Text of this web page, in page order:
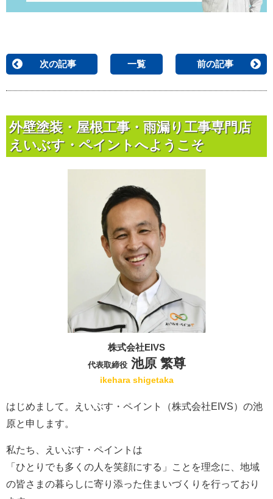
次の記事 一覧 前の記事
外壁塗装・屋根工事・雨漏り工事専門店
えいぶす・ペイントへようこそ
株式会社EIVS
代表取締役池原 繁尊
ikehara shigetaka
はじめまして。えいぶす・ペイント（株式会社EIVS）の池
原と申します。
私たち、えいぶす・ペイントは
「ひとりでも多くの人を笑顔にする」ことを理念に、地域
の皆さまの暮らしに寄り添った住まいづくりを行っており